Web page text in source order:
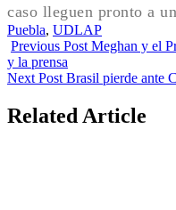
caso lleguen pronto a
Tags:
Puebla, UDLAP
Previous Post Meghan y el
y la prensa
Next Post Brasil pierde ante
Related Article